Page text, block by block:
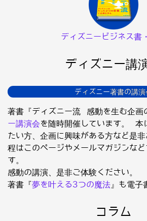
ディズニービジネス書
ディズニー講
ディズニー著書の講演
著書『ディズニー流 感動を生む企画
ー講演会を随時開催しています。 本
たい方、企画に興味がある方など是
程はこのページやメールマガジンな
す。
感動の講演、是非ご体験ください。
著書『夢を叶える3つの魔法』も電子
コラム